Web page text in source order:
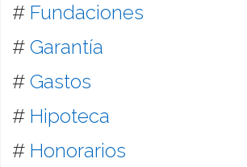
# Fundaciones
# Garantía
# Gastos
# Hipoteca
# Honorarios